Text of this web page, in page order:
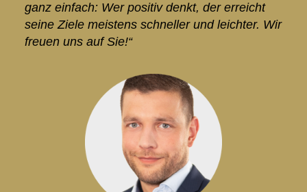
ganz einfach: Wer positiv denkt, der erreicht
seine Ziele meistens schneller und leichter. Wir
freuen uns auf Sie!“